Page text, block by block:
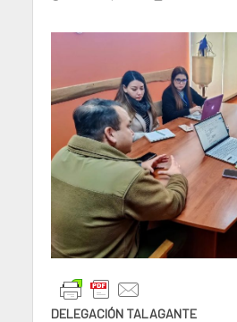
DELEGACIÓN TALAGANTE